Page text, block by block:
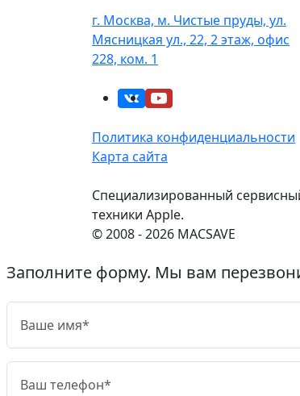
г. Москва, м. Чистые пруды, ул.
Мясницкая ул., 22, 2 этаж, офис
228, ком. 1
Политика конфиденциальности
Карта сайта
Специализированный
техники Apple.
© 2008 - 2026 MACSAVE
Заполните форму. Мы вам